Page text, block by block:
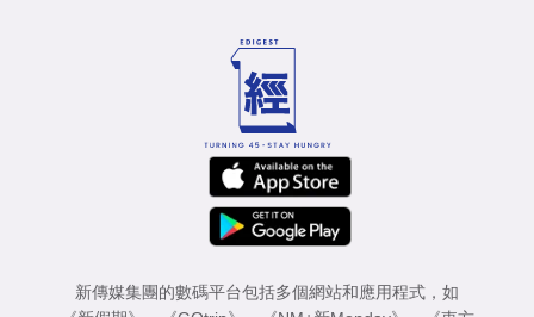
新傳媒集團的數碼平台包括多個網站和應用程式，如